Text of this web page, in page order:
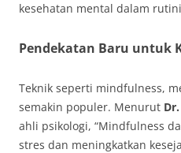
kesehatan mental dalam
Pendekatan Baru untuk
Teknik seperti mindfulness,
semakin populer. Menurut
ahli psikologi, “Mindfulness
stres dan meningkatkan